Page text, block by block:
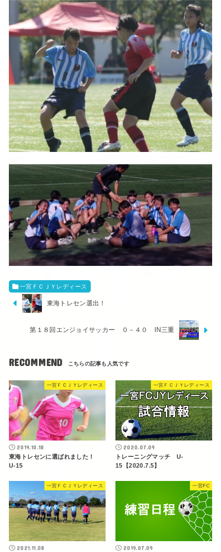
一宮ＦＣＪＹレディース
東海トレセン選出！
第１８回エンジョイサッカー ０－４０ IN三重
RECOMMEND
一宮ＦＣＪＹレディース
2019.10.18
東海トレセンに選ばれました！
U-15
一宮ＦＣＪＹレディース
2020.07.09
トレーニングマッチ U-
15【2020.7.5】
一宮ＦＣＪＹレディース
2021.11.08
一宮FC
2019.07.09